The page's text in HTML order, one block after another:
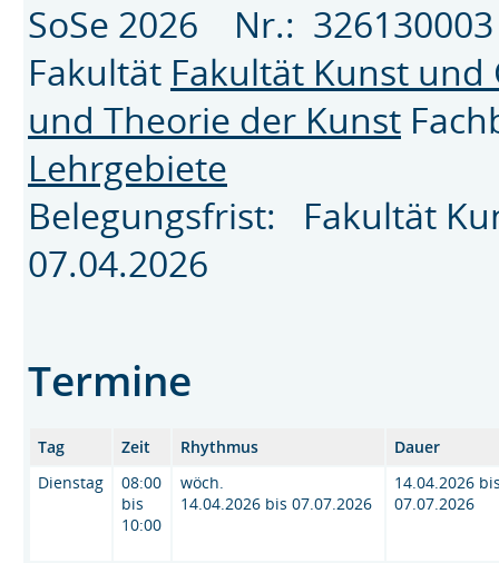
SoSe 2026 Nr.:
Fakultät Fakultät Kunst und
und Theorie der Kunst
Lehrgebiete
Belegungsfrist: Fakultät
07.04.2026
Termine
Tag Zeit Rhythmus
Dauer
Dienstag
08:00
bis
10:00
wöch.
14.04.2026 bis 07.07.2026
14.04.2026
07.07.2026